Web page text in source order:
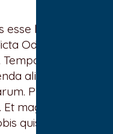
hic. eum
Odit in eos
alias
Placeat
magni iste
quisquam